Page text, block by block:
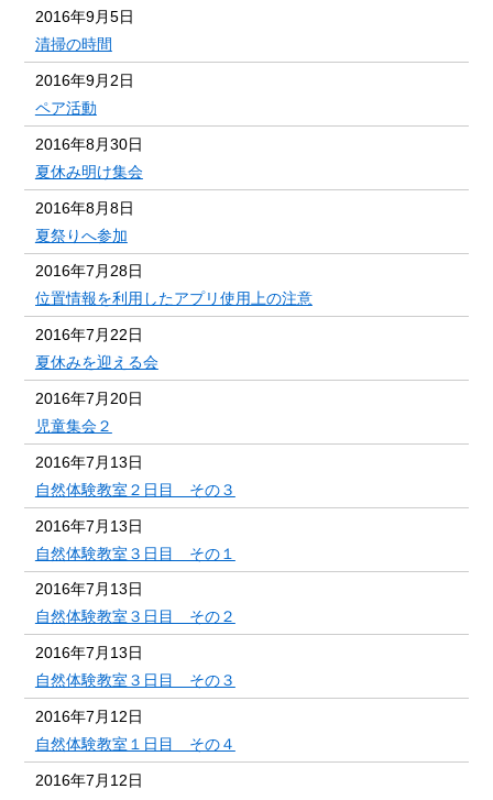
2016年9月5日
清掃の時間
2016年9月2日
ペア活動
2016年8月30日
夏休み明け集会
2016年8月8日
夏祭りへ参加
2016年7月28日
位置情報を利用したアプリ使用上の注意
2016年7月22日
夏休みを迎える会
2016年7月20日
児童集会２
2016年7月13日
自然体験教室２日目 その３
2016年7月13日
自然体験教室３日目 その１
2016年7月13日
自然体験教室３日目 その２
2016年7月13日
自然体験教室３日目 その３
2016年7月12日
自然体験教室１日目 その４
2016年7月12日